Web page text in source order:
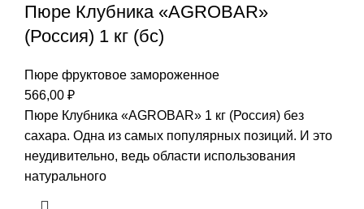
Пюре Клубника «AGROBAR»
(Россия) 1 кг (бс)
Пюре фруктовое замороженное
566,00 ₽
Пюре Клубника «AGROBAR» 1 кг (Россия) без
сахара. Одна из самых популярных позиций. И это
неудивительно, ведь области использования
натурального